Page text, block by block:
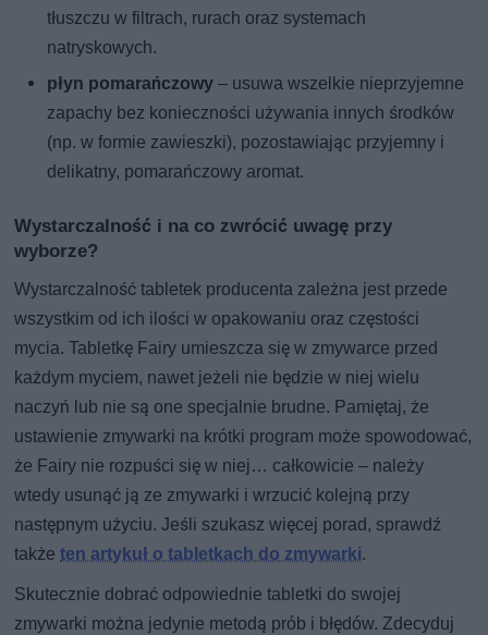
tłuszczu w filtrach, rurach oraz systemach
natryskowych.
płyn pomarańczowy – usuwa wszelkie nieprzyjemne
zapachy bez konieczności używania innych środków
(np. w formie zawieszki), pozostawiając przyjemny i
delikatny, pomarańczowy aromat.
Wystarczalność i na co zwrócić uwagę przy
wyborze?
Wystarczalność tabletek producenta zależna jest przede
wszystkim od ich ilości w opakowaniu oraz częstości
mycia. Tabletkę Fairy umieszcza się w zmywarce przed
każdym myciem, nawet jeżeli nie będzie w niej wielu
naczyń lub nie są one specjalnie brudne. Pamiętaj, że
ustawienie zmywarki na krótki program może spowodować,
że Fairy nie rozpuści się w niej… całkowicie – należy
wtedy usunąć ją ze zmywarki i wrzucić kolejną przy
następnym użyciu. Jeśli szukasz więcej porad, sprawdź
takżeten artykuł o tabletkach do zmywarki.
Skutecznie dobrać odpowiednie tabletki do swojej
zmywarki można jedynie metodą prób i błędów. Zdecyduj